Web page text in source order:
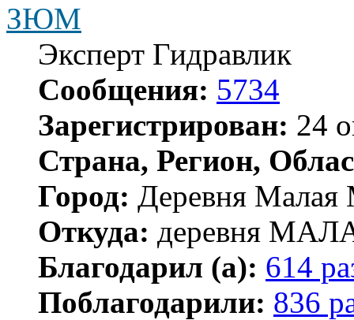
ЗЮМ
Эксперт Гидравлик
Сообщения: 5734
Зарегистрирован: 24
Страна, Регион,
Город: Деревня Малая
Откуда: деревня
Благодарил (а): 614
Поблагодарили: 836